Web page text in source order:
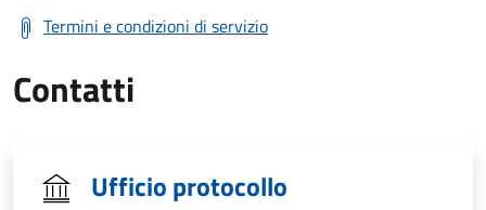
Termini e condizioni di servizio
Contatti
Ufficio protocollo